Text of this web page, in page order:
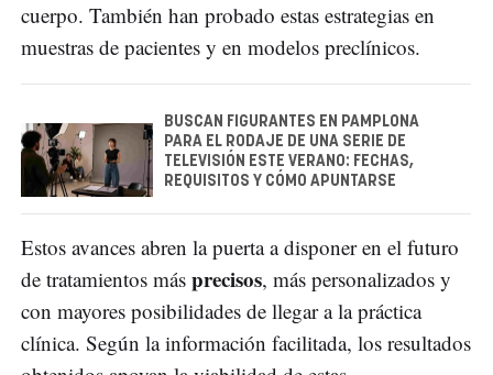
cuerpo. También han probado estas estrategias en
muestras de pacientes y en modelos preclínicos.
BUSCAN FIGURANTES EN PAMPLONA
PARA EL RODAJE DE UNA SERIE DE
TELEVISIÓN ESTE VERANO: FECHAS,
REQUISITOS Y CÓMO APUNTARSE
Estos avances abren la puerta a disponer en el futuro
de tratamientos más precisos, más personalizados y
con mayores posibilidades de llegar a la práctica
clínica. Según la información facilitada, los resultados